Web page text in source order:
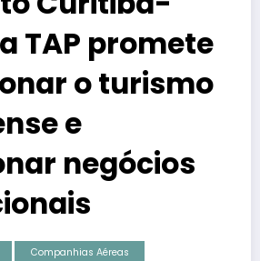
TAP promete
o turismo
e
negócios
Companhias Aéreas